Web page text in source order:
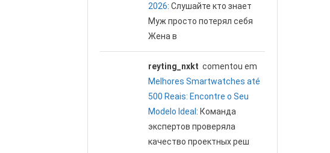
2026: Слушайте кто знает
Муж просто потерял себя
Жена в
reyting_nxkt comentou em
Melhores Smartwatches até
500 Reais: Encontre o Seu
Modelo Ideal : Команда
экспертов проверяла
качество проектных реш